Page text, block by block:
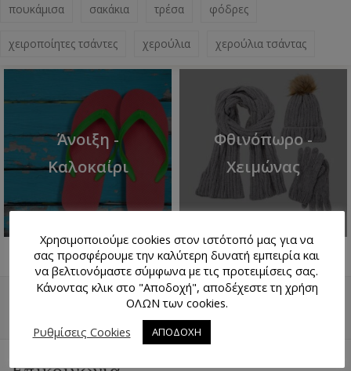
πουκάμισα σακάκια τρέσα φόδρες
χειροποίητες τσάντες χερούλια χερούλια τσάντας
Άνοιξη -
Καλοκαίρι
Φθινόπωρο -
Χειμώνας
Χρησιμοποιούμε cookies στον ιστότοπό μας για να
σας προσφέρουμε την καλύτερη δυνατή εμπειρία και
να βελτιονόμαστε σύμφωνα με τις προτειμίσεις σας.
Κάνοντας κλικ στο "Αποδοχή", αποδέχεστε τη χρήση
ΟΛΩΝ των cookies.
Ρυθμίσεις Cookies
ΑΠΟΔΟΧΗ